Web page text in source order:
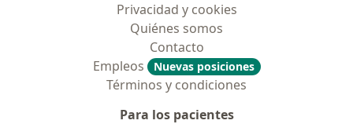
Privacidad y cookies
Quiénes somos
Contacto
Empleos
Nuevas posiciones
Términos y condiciones
Para los pacientes